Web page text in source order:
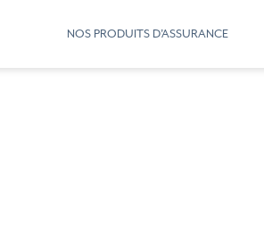
NOS PRODUITS D’ASSURANCE